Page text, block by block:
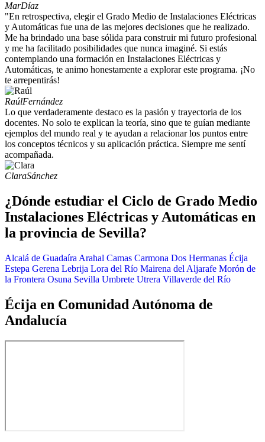
MarDíaz
"En retrospectiva, elegir el Grado Medio de Instalaciones Eléctricas
y Automáticas fue una de las mejores decisiones que he realizado.
Me ha brindado una base sólida para construir mi futuro profesional
y me ha facilitado posibilidades que nunca imaginé. Si estás
contemplando una formación en Instalaciones Eléctricas y
Automáticas, te animo honestamente a explorar este programa. ¡No
te arrepentirás!
RaúlFernández
Lo que verdaderamente destaco es la pasión y trayectoria de los
docentes. No solo te explican la teoría, sino que te guían mediante
ejemplos del mundo real y te ayudan a relacionar los puntos entre
los conceptos técnicos y su aplicación práctica. Siempre me sentí
acompañada.
ClaraSánchez
¿Dónde estudiar el Ciclo de Grado Medio
Instalaciones Eléctricas y Automáticas en
la provincia de Sevilla?
Alcalá de Guadaíra Arahal Camas Carmona Dos Hermanas Écija
Estepa Gerena Lebrija Lora del Río Mairena del Aljarafe Morón de
la Frontera Osuna Sevilla Umbrete Utrera Villaverde del Río
Écija en Comunidad Autónoma de
Andalucía